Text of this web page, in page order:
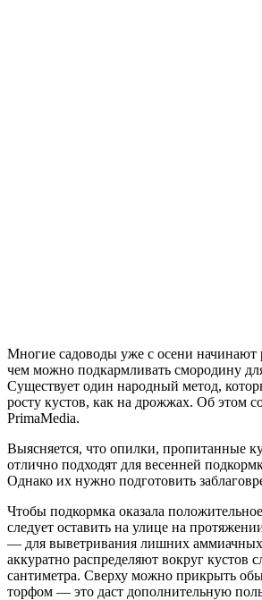
Многие садоводы уже с осени начинают
чем можно подкармливать смородину
Существует один народный метод,
росту кустов, как на дрожжах. Об этом
PrimaMedia.
Выясняется, что опилки, пропитанные
отлично подходят для весенней
Однако их нужно подготовить
Чтобы подкормка оказала
следует оставить на улице на
— для выветривания лишних
аккуратно распределяют вокруг кустов
сантиметра. Сверху можно прикрыть
торфом — это даст дополнительную